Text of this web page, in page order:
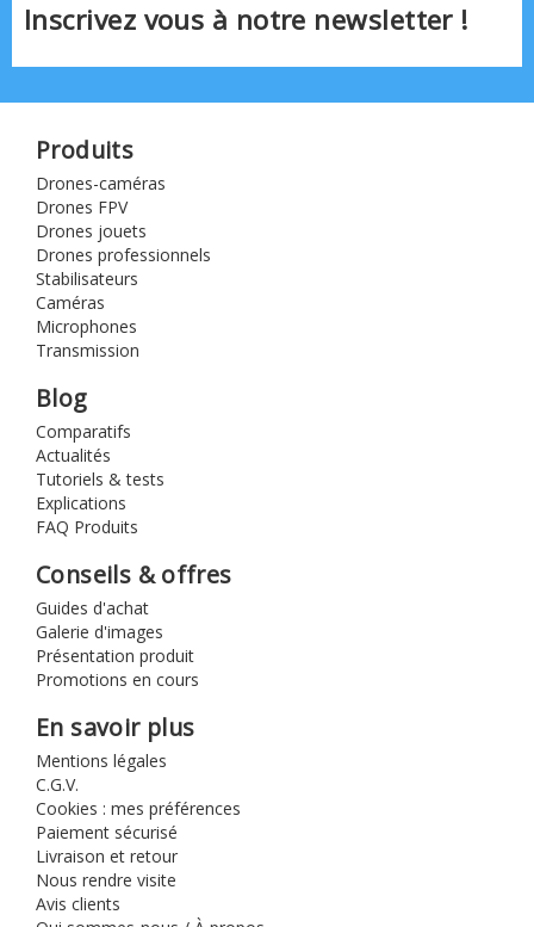
Inscrivez vous à notre newsletter !
Produits
Drones-caméras
Drones FPV
Drones jouets
Drones professionnels
Stabilisateurs
Caméras
Microphones
Transmission
Blog
Comparatifs
Actualités
Tutoriels & tests
Explications
FAQ Produits
Conseils & offres
Guides d'achat
Galerie d'images
Présentation produit
Promotions en cours
En savoir plus
Mentions légales
C.G.V.
Cookies : mes préférences
Paiement sécurisé
Livraison et retour
Nous rendre visite
Avis clients